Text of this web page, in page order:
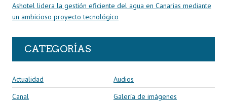
Ashotel lidera la gestión eficiente del agua en Canarias mediante
un ambicioso proyecto tecnológico
CATEGORÍAS
Actualidad
Audios
Canal
Galería de imágenes